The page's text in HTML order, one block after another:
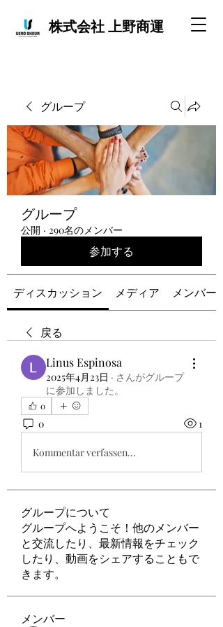
株式会社 上野商運
グループ
グループ
公開 · 290名のメンバー
参加する
ディスカッション メディア メンバー
戻る
Linus Espinosa
2025年4月23日 · さんがグループ
に参加しました。
0
0 1
Kommentar verfassen...
グループについて
グループへようこそ！他のメンバー
と交流したり、最新情報をチェック
したり、動画をシェアすることもで
きます。
メンバー